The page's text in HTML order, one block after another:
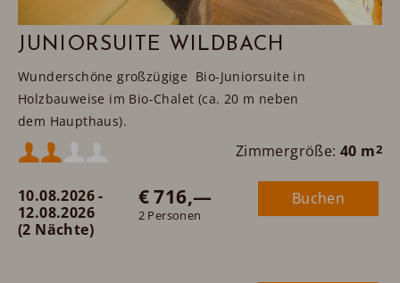
JUNIORSUITE WILDBACH
Wunderschöne großzügige Bio-Juniorsuite in
Holzbauweise im Bio-Chalet (ca. 20 m neben
dem Haupthaus).
Jede verfügt über ein großzügiges Bad, gemütliche
Sitzgruppe und viel Platz zum Wohlfühlen! Auf Wunsch
ist diese Kategorie auch mit Galerie und 2 zusätzlichen
Betten erhältlich. Auch Zusatzbetten sind gerne möglich
- denn hier ist viel Platz für's Wohlbefinden.
Mindestbelegung:
Maximalbelegung:
Zimmergröße: 40 m2
10.08.2026 -
12.08.2026
(2 Nächte)
€ 716,—
2 Personen
Buchen